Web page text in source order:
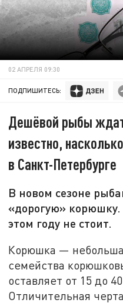
02 АПРЕЛЯ 09:30
ПОДПИШИТЕСЬ:
Дешёвой рыбы
известно,
в Санкт-Петербурге
В новом сезоне
«дорогую»
этом году не стоит.
Корюшка —
семейства
оставляет от 15 до
Отличительная